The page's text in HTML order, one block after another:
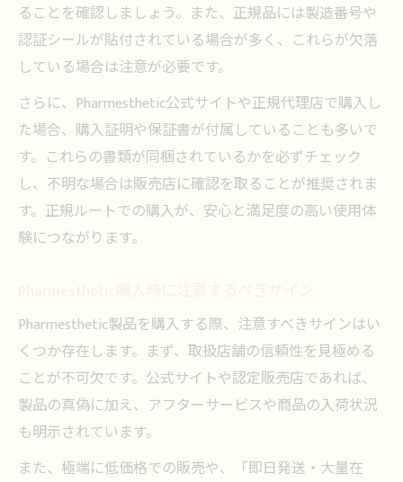
ることを確認しましょう。また、正規品には製造番号や
認証シールが貼付されている場合が多く、これらが欠落
している場合は注意が必要です。
さらに、Pharmesthetic公式サイトや正規代理店で購入し
た場合、購入証明や保証書が付属していることも多いで
す。これらの書類が同梱されているかを必ずチェック
し、不明な場合は販売店に確認を取ることが推奨されま
す。正規ルートでの購入が、安心と満足度の高い使用体
験につながります。
Pharmesthetic購入時に注意するべきサイン
Pharmesthetic製品を購入する際、注意すべきサインはい
くつか存在します。まず、取扱店舗の信頼性を見極める
ことが不可欠です。公式サイトや認定販売店であれば、
製品の真偽に加え、アフターサービスや商品の入荷状況
も明示されています。
また、極端に低価格での販売や、「即日発送・大量在